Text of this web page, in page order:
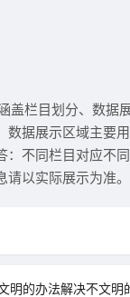
栏目划分、数据
据展示区域主要
不同栏目对应不
以实际展示为准。
明的办法解决不文明